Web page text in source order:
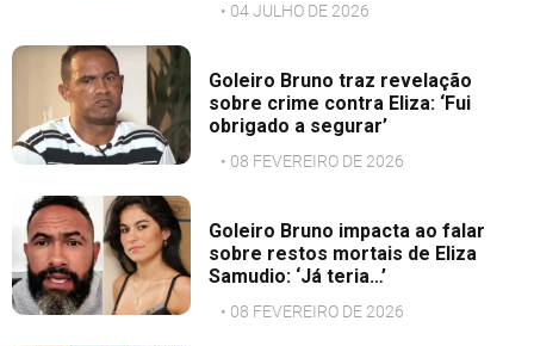
• 04 JULHO DE 2026
Goleiro Bruno traz revelação
sobre crime contra Eliza: ‘Fui
obrigado a segurar’
• 08 FEVEREIRO DE 2026
Goleiro Bruno impacta ao falar
sobre restos mortais de Eliza
Samudio: ‘Já teria…’
• 08 FEVEREIRO DE 2026